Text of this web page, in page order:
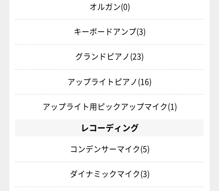
オルガン(0)
キーボードアンプ(3)
グランドピアノ(23)
アップライトピアノ(16)
アップライト用ピックアップマイク(1)
レコーディング
コンデンサーマイク(5)
ダイナミックマイク(3)